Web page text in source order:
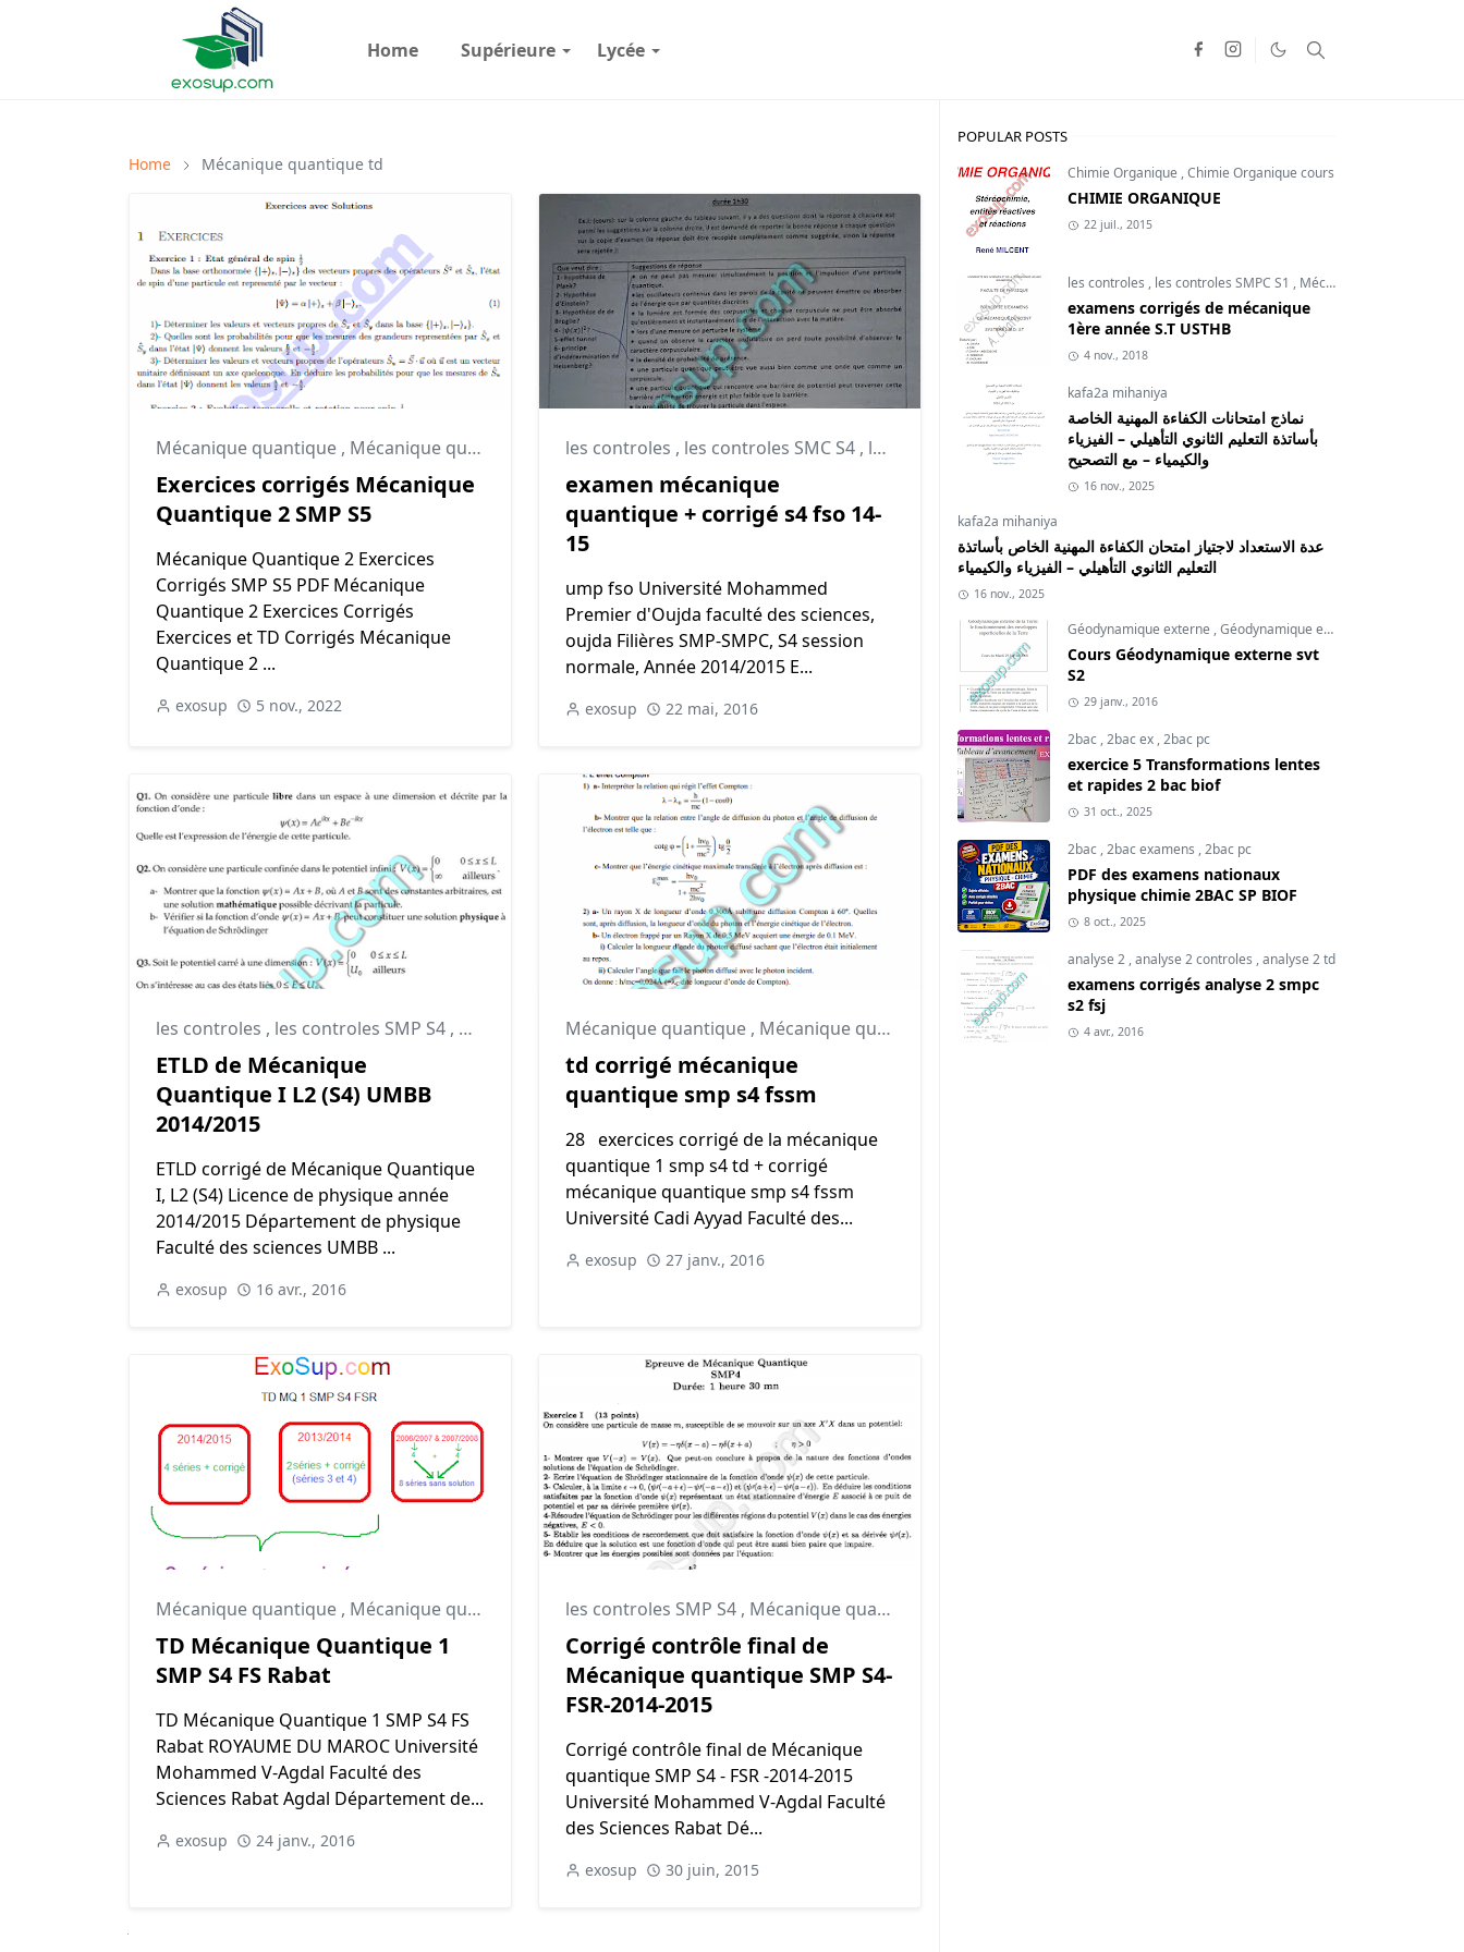
Home Supérieure Lycée
Home Mécanique quantique td
Mécanique quantique , Mécanique quantique td smp
Exercices corrigés Mécanique
Quantique 2 SMP S5
Mécanique Quantique 2 Exercices
Corrigés SMP S5 PDF Mécanique
Quantique 2 Exercices Corrigés
Exercices et TD Corrigés Mécanique
Quantique 2 ...
exosup 5 nov., 2022
les controles , les controles SMC S4 , les controles SMP S4
examen mécanique
quantique + corrigé s4 fso 14-
15
ump fso Université Mohammed
Premier d'Oujda faculté des sciences,
oujda Filières SMP-SMPC, S4 session
normale, Année 2014/2015 E...
exosup 22 mai, 2016
les controles , les controles SMP S4 , Mécanique quantique
ETLD de Mécanique
Quantique I L2 (S4) UMBB
2014/2015
ETLD corrigé de Mécanique Quantique
I, L2 (S4) Licence de physique année
2014/2015 Département de physique
Faculté des sciences UMBB ...
exosup 16 avr., 2016
Mécanique quantique , Mécanique quantique td ,smp
td corrigé mécanique
quantique smp s4 fssm
28 exercices corrigé de la mécanique
quantique 1 smp s4 td + corrigé
mécanique quantique smp s4 fssm
Université Cadi Ayyad Faculté des...
exosup 27 janv., 2016
Mécanique quantique , Mécanique quantique td smp
TD Mécanique Quantique 1
SMP S4 FS Rabat
TD Mécanique Quantique 1 SMP S4 FS
Rabat ROYAUME DU MAROC Université
Mohammed V-Agdal Faculté des
Sciences Rabat Agdal Département de...
exosup 24 janv., 2016
les controles SMP S4 , Mécanique quantique
Corrigé contrôle final de
Mécanique quantique SMP S4-
FSR-2014-2015
Corrigé contrôle final de Mécanique
quantique SMP S4 - FSR -2014-2015
Université Mohammed V-Agdal Faculté
des Sciences Rabat Dé...
exosup 30 juin, 2015
POPULAR POSTS
Chimie Organique ,Chimie Organique cours
CHIMIE ORGANIQUE
22 juil., 2015
les controles , les controles SMPC S1 , Mécanique du point
examens corrigés de mécanique
1ère année S.T USTHB
4 nov., 2018
kafa2a mihaniya
نماذج امتحانات الكفاءة المهنية الخاصة
بأساتذة التعليم الثانوي التأهيلي – الفيزياء
والكيمياء – مع التصحيح
16 nov., 2025
kafa2a mihaniya
عدة الاستعداد لاجتياز امتحان الكفاءة المهنية الخاص بأساتذة
التعليم الثانوي التأهيلي – الفيزياء والكيمياء
16 nov., 2025
Géodynamique externe ,Géodynamique externe cours
Cours Géodynamique externe svt
S2
29 janv., 2016
2bac,2bac ex,2bac pc
exercice 5 Transformations lentes
et rapides 2 bac biof
31 oct., 2025
2bac,2bac examens ,2bac pc
PDF des examens nationaux
physique chimie 2BAC SP BIOF
8 oct., 2025
analyse 2,analyse 2 controles ,analyse 2 td
examens corrigés analyse 2 smpc
s2 fsj
4 avr., 2016